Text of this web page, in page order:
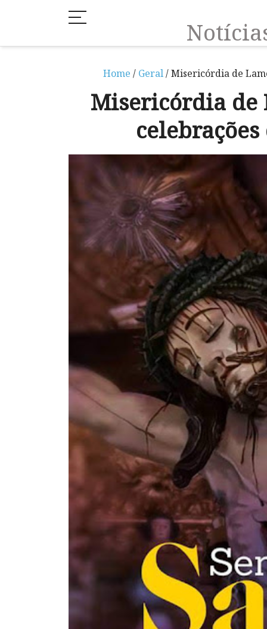
Home / Geral/ Misericórdia de
Misericórdia de